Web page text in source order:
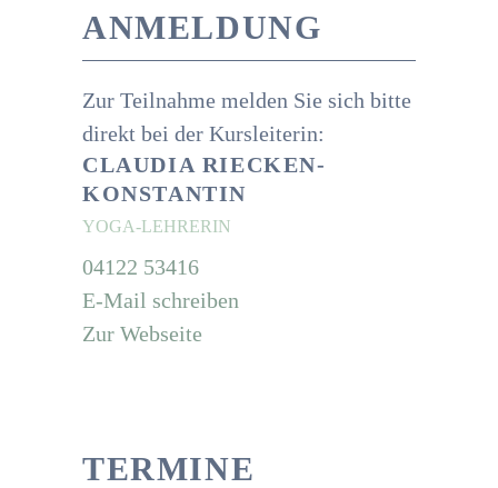
ANMELDUNG
Zur Teilnahme melden Sie sich bitte
direkt bei der Kursleiterin:
CLAUDIA RIECKEN-
KONSTANTIN
YOGA-LEHRERIN
04122 53416
E-Mail schreiben
Zur Webseite
TERMINE